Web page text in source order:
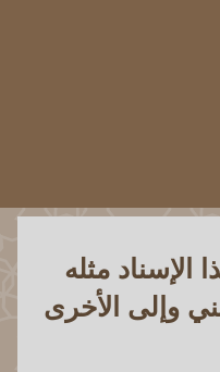
مثله
وإلى الأخرى